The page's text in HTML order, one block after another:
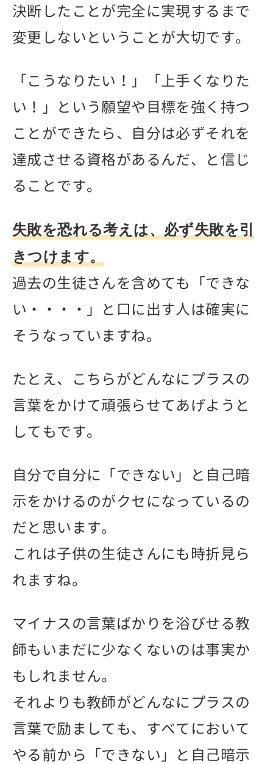
決断したことが完全に実現するまで
変更しないということが大切です。
「こうなりたい！」「上手くなりた
い！」という願望や目標を強く持つ
ことができたら、自分は必ずそれを
達成させる資格があるんだ、と信じ
ることです。
失敗を恐れる考えは、必ず失敗を引
きつけます。
過去の生徒さんを含めても「できな
い・・・・」と口に出す人は確実に
そうなっていますね。
たとえ、こちらがどんなにプラスの
言葉をかけて頑張らせてあげようと
してもです。
自分で自分に「できない」と自己暗
示をかけるのがクセになっているの
だと思います。
これは子供の生徒さんにも時折見ら
れますね。
マイナスの言葉ばかりを浴びせる教
師もいまだに少なくないのは事実か
もしれません。
それよりも教師がどんなにプラスの
言葉で励ましても、すべてにおいて
やる前から「できない」と自己暗示